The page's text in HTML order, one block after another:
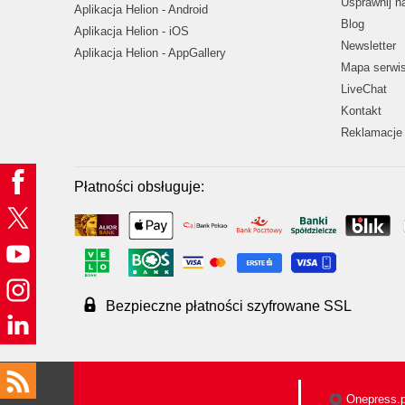
Aplikacja Helion - Android
Aplikacja Helion - iOS
Aplikacja Helion - AppGallery
Blog
Newsletter
Mapa
LiveChat
Kontakt
Płatności obsługuje:
Bezpieczne płatności szyfrowane SSL